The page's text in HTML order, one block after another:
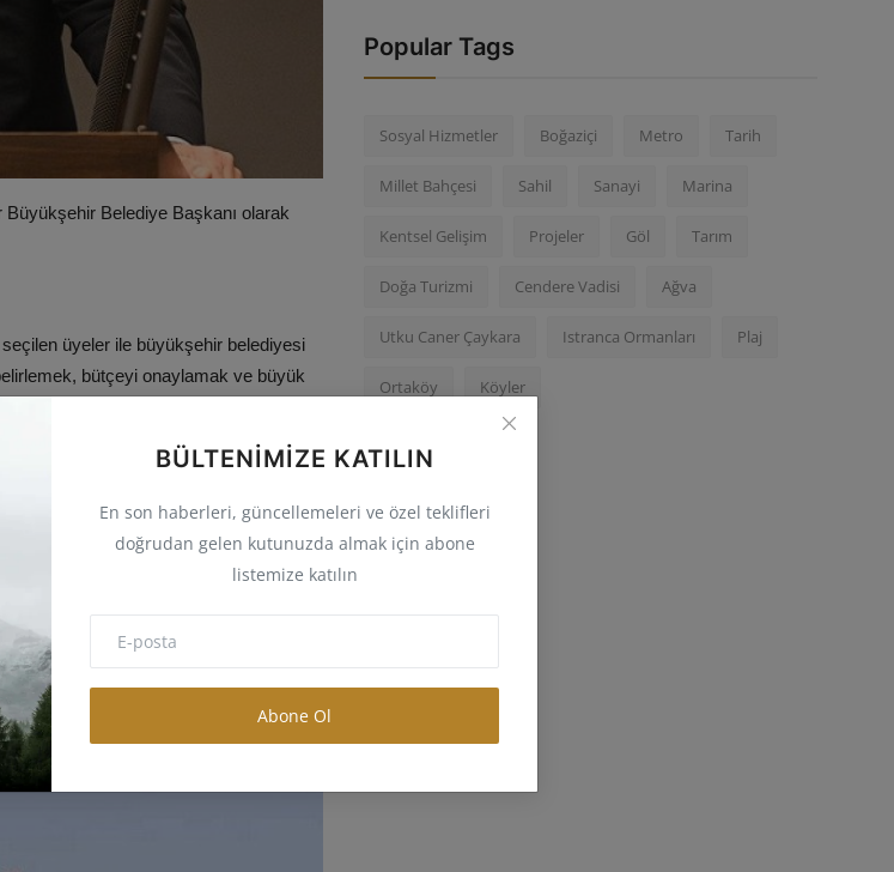
BÜLTENIMIZE KATILIN
En son haberleri, güncellemeleri ve özel teklifleri
doğrudan gelen kutunuzda almak için abone
listemize katılın
Abone Ol
Belediye Başkanı olarak
üyeler ile büyükşehir belediyesi
bütçeyi onaylamak ve büyük
biri olup, köklü bir tarihe sahiptir.
örnek bir metropol yapmak.​
içi 1 no'lu Hol, Konak, İzmir, Türkiye.
Popular Tags
Sosyal Hizmetler Boğaziçi Metro Tarih
Millet Bahçesi Sahil Sanayi Marina
Kentsel Gelişim Projeler Göl Tarım
Doğa Turizmi Cendere Vadisi Ağva
Utku Caner Çaykara Istranca Ormanları Plaj
Ortaköy Köyler